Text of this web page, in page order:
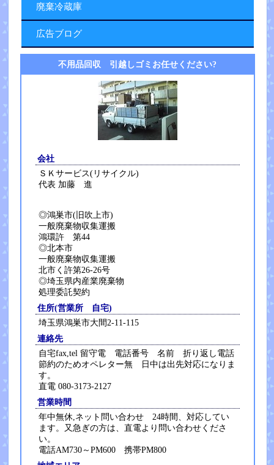
廃棄冷蔵庫
広告ブログ
不用品回収 引越しゴミお任せください?
会社
ＳＫサービス(リサイクル)
代表 加藤 進
◎鴻巣市(旧吹上市)
一般廃棄物収集運搬
鴻環許 第44
◎北本市
一般廃棄物収集運搬
北市く許第26-26号
◎埼玉県内産業廃棄物
処理委託契約
住所(営業所 自宅)
埼玉県鴻巣市大間2-11-115
連絡先
自宅fax,tel 留守電 電話番号 名前 折り返し電話
節約のためオペレター無 日中は出先対応になりま
す。
直電 080-3173-2127
営業時間
年中無休,ネット問い合わせ 24時間、対応してい
ます。又急ぎの方は、直電より問い合わせくださ
い。
電話AM730～PM600 携帯PM800